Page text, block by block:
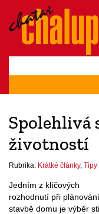
Spolehlivá
životností
Rubrika: Krátké články, Tipy
Jedním z klíčových
rozhodnutí při
stavbě domu je výběr